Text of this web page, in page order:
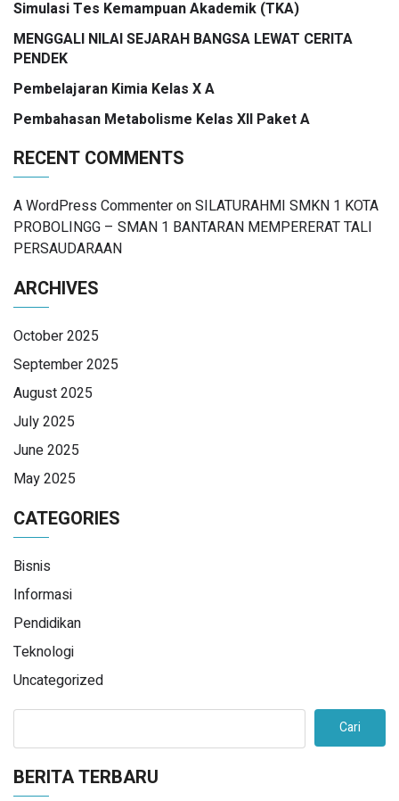
Simulasi Tes Kemampuan Akademik (TKA)
MENGGALI NILAI SEJARAH BANGSA LEWAT CERITA
PENDEK
Pembelajaran Kimia Kelas X A
Pembahasan Metabolisme Kelas XII Paket A
RECENT COMMENTS
A WordPress CommenteronSILATURAHMI SMKN 1 KOTA
PROBOLINGG – SMAN 1 BANTARAN MEMPERERAT TALI
PERSAUDARAAN
ARCHIVES
October 2025
September 2025
August 2025
July 2025
June 2025
May 2025
CATEGORIES
Bisnis
Informasi
Pendidikan
Teknologi
Uncategorized
Cari
BERITA TERBARU